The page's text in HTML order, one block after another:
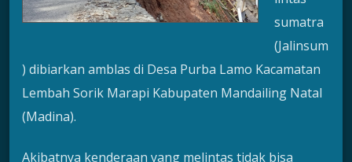
sumatra
(Jalinsum
) dibiarkan amblas di Desa Purba Lamo Kacamatan
Lembah Sorik Marapi Kabupaten Mandailing Natal
(Madina).
Akibatnya kenderaan yang melintas tidak bisa